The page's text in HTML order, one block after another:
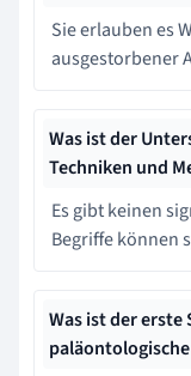
Sie erlauben es
ausgestorbener
Was ist der
Techniken und
Es gibt keinen
Begriffe können
Was ist der